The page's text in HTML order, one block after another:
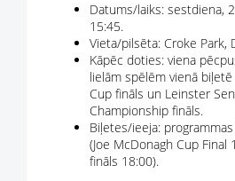
Datums/laiks: sestdiena,
15:45.
Vieta/pilsēta: Croke Park,
Kāpēc doties: viena
lielām spēlēm vienā
Cup fināls un Leinster
Championship fināls.
Biļetes/ieeja:
(Joe McDonagh Cup Final
fināls 18:00).